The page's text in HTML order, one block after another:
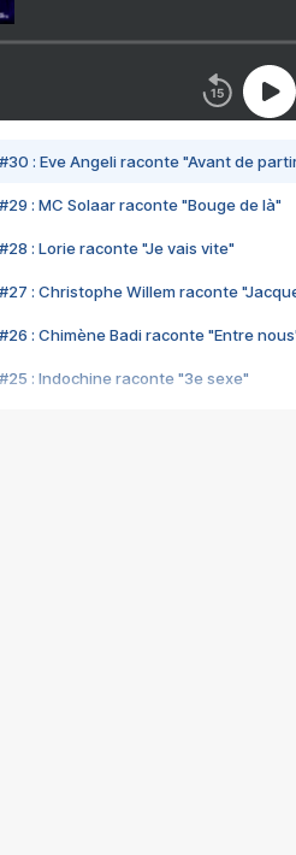
#30 : Eve Angeli raconte "Avant de
#29 : MC Solaar raconte "Bouge de là"
#28 : Lorie raconte "Je vais vite"
#27 : Christophe Willem raconte
#26 : Chimène Badi raconte "Entre
#25 : Indochine raconte "3e sexe"